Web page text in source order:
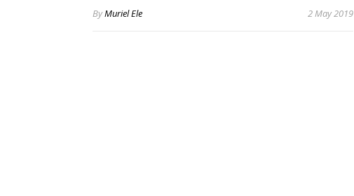
ByMuriel Ele 2 May 2019